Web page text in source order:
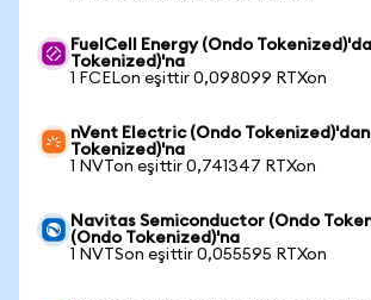
FuelCell Energy (Ondo
Tokenized)'na
1 FCELon eşittir 0,098099 RTXon
nVent Electric (Ondo Tokenized)'dan
Tokenized)'na
1 NVTon eşittir 0,741347 RTXon
Navitas Semiconductor (Ondo
(Ondo Tokenized)'na
1 NVTSon eşittir 0,055595 RTXon